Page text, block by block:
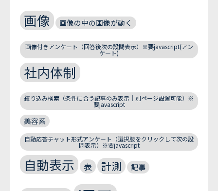
画像 画像の中の画像が動く
画像付きアンケート（回答後次の設問表示）※要javascript(アン
ケート)
社内体制
絞り込み検索（条件に合う記事のみ表示｜別ページ設置可能）※
要javascript
美容系
自動応答チャット形式アンケート（選択肢をクリックして次の設
問表示）※要javascript
自動表示 表 計測 記事